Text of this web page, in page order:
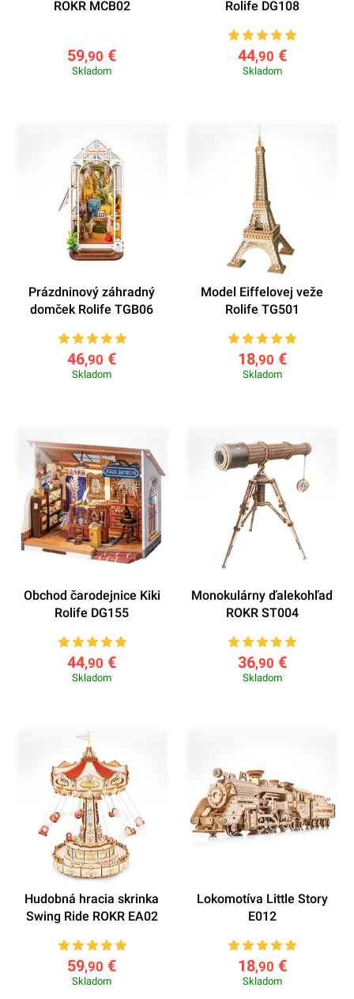
ROKR MCB02
59,90 €
Skladom
Rolife DG108
44,90 €
Skladom
Prázdninový záhradný
domček Rolife TGB06
46,90 €
Skladom
Model Eiffelovej veže
Rolife TG501
18,90 €
Skladom
Obchod čarodejnice Kiki
Rolife DG155
44,90 €
Skladom
Monokulárny ďalekohľad
ROKR ST004
36,90 €
Skladom
Hudobná hracia skrinka
Swing Ride ROKR EA02
59,90 €
Skladom
Lokomotíva Little Story
E012
18,90 €
Skladom